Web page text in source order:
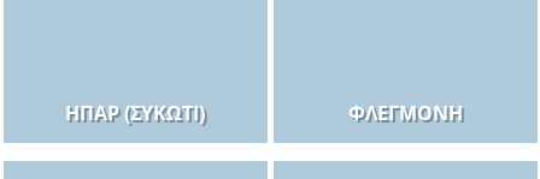
ΉΠΑΡ (ΣΥΚΏΤΙ) ΦΛΕΓΜΟΝΉ